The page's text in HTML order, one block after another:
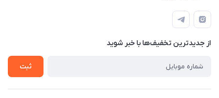
سیمای ورزش
اسکیت دخترانه
اسکوتر برقی دخترانه
اسکیت روسز
اسکوتر
از جدید‌ترین تخفیف‌ها با‌ خبر شوید
ثبت